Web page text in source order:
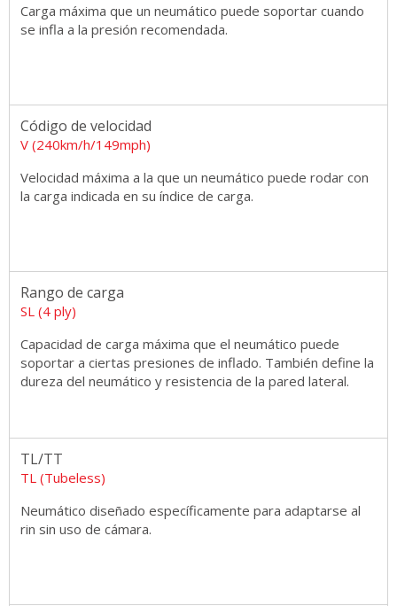
Carga máxima que un neumático puede soportar cuando
se infla a la presión recomendada.
Código de velocidad
V (240km/h/149mph)
Velocidad máxima a la que un neumático puede rodar con
la carga indicada en su índice de carga.
Rango de carga
SL (4 ply)
Capacidad de carga máxima que el neumático puede
soportar a ciertas presiones de inflado. También define la
dureza del neumático y resistencia de la pared lateral.
TL/TT
TL (Tubeless)
Neumático diseñado específicamente para adaptarse al
rin sin uso de cámara.